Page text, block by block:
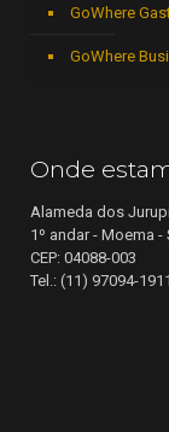
GoWhere
GoWhere
Onde
Alameda dos
1º andar - Moema -
CEP: 04088-003
Tel.: (11) 97094-1911